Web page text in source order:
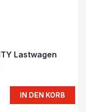
Lastwagen
IN DEN KORB